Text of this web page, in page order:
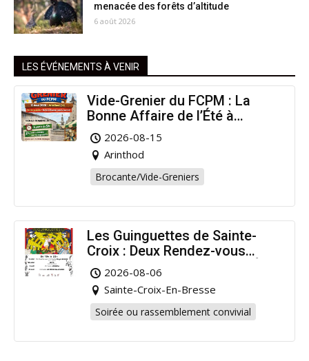
menacée des forêts d’altitude
6 août 2026
LES ÉVÉNEMENTS À VENIR
Vide-Grenier du FCPM : La
Bonne Affaire de l’Été à
Arinthod !
2026-08-15
Arinthod
Brocante/Vide-Greniers
Les Guinguettes de Sainte-
Croix : Deux Rendez-vous
Dansants pour Prolonger l’Été
!
2026-08-06
Sainte-Croix-En-Bresse
Soirée ou rassemblement convivial